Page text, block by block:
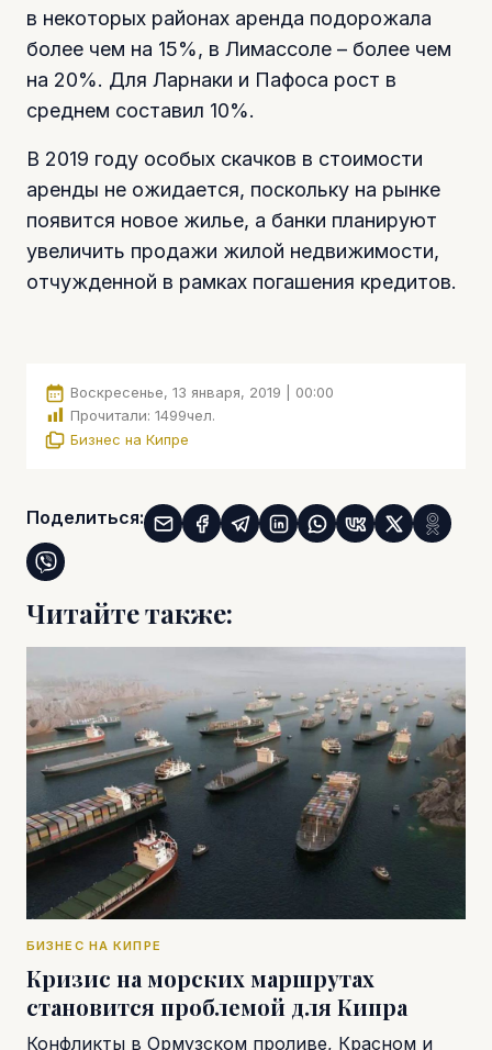
в некоторых районах аренда подорожала
более чем на 15%, в Лимассоле – более чем
на 20%. Для Ларнаки и Пафоса рост в
среднем составил 10%.
В 2019 году особых скачков в стоимости
аренды не ожидается, поскольку на рынке
появится новое жилье, а банки планируют
увеличить продажи жилой недвижимости,
отчужденной в рамках погашения кредитов.
Воскресенье, 13 января, 2019 | 00:00
Прочитали: 1499чел.
Бизнес на Кипре
Поделиться:
Читайте также:
БИЗНЕС НА КИПРЕ
Кризис на морских маршрутах
становится проблемой для Кипра
Конфликты в Ормузском проливе, Красном и